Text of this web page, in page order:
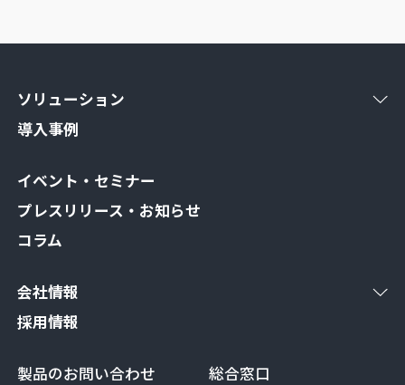
ソリューション
導入事例
イベント・セミナー
プレスリリース・お知らせ
コラム
会社情報
採用情報
製品のお問い合わせ
総合窓口